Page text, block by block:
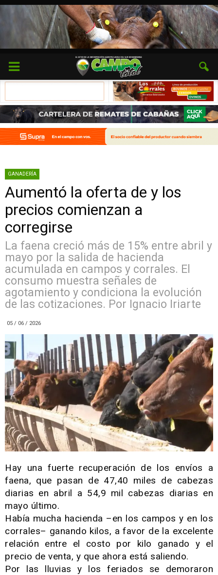
GANADERÍA
Aumentó la oferta de y los
precios comienzan a
corregirse
La faena creció más de 15% entre abril y
mayo por la salida de hacienda
acumulada en campos y corrales. El
consumo muestra señales de
agotamiento y condiciona la evolución
de las cotizaciones. Por Ignacio Iriarte
05 / 06 / 2026
Hay una fuerte recuperación de los envíos a
faena, que pasan de 47,40 miles de cabezas
diarias en abril a 54,9 mil cabezas diarias en
mayo último.
Había mucha hacienda –en los campos y en los
corrales– ganando kilos, a favor de la excelente
relación entre el costo por kilo ganado y el
precio de venta, y que ahora está saliendo.
Por las lluvias y los feriados se demoraron